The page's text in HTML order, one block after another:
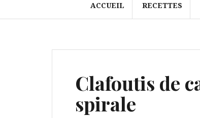
ACCUEIL RECETTES
Clafoutis de
spirale